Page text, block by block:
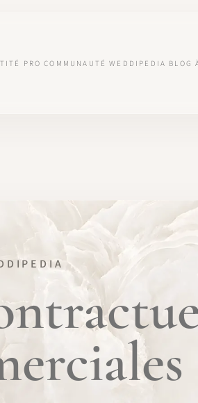
PRO COMMUNAUTÉ WEDDIPEDIA BLOG